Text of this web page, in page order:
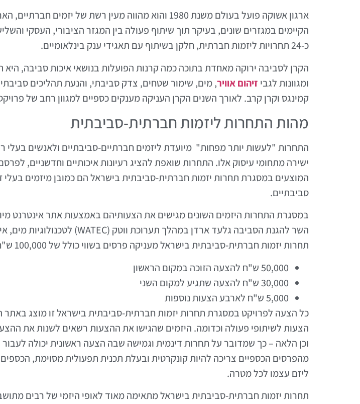
ארגון אשוקה פועל בעולם משנת 1980 והוא מהווה מעין רשת
הקיימים במגזרים שונים, בעיקר תוך שיתוף פעולה בין המגזר הציבורי, העסקי
כ-24 תחרויות ליזמות חברתית, חלקן בשיתוף עם תאגידי ענק בינלאומיים.
הקרן לסביבה ירוקה מאחדת בתוכה כמה קרנות הפועלות בנושאי איכות סביבה, היא
ומגוונות לגבי זיהום אוויר, מים, שימור שטחים, צדק סביבתי, והנעת תהליכים
קמינגס וקרן קרב. לאורך השנים הקרן העניקה מענקים כספיים למגוון רחב של
מהות התחרות ליזמות חברתית-סביבתית
התחרות "לעשות יותר מפחות" מיועדת ליזמים חברתיים-סביבתיים ולאנשים בעלי
ישירה מתחומי עיסוק אלו. התחרות שואפת להציג רעיונות איכותיים וחדשניים,
המוצעים במסגרת תחרות יזמות חברתית-סביבתית בישראל הם כמובן מיזמים
סביבתיים.
במסגרת התחרות היזמים השונים מגישים את הצעותיהם באמצעות אתר אינטרנט
תחרות יזמות חברתית-סביבתית בישראל מעניקה פרסים בשווי כולל של 100,000 ש"ח למיזמים המנצחים, כאשר חלוקת כספי הזכייה הם כדלקמן:
50,000 ש"ח להצעה הזוכה במקום הראשון
30,000 ש"ח להצעה שתגיע למקום השני
5,000 ש"ח לארבע הצעות נוספות
כל הצעה לפרויקט במסגרת תחרות יזמות חברתית-סביבתית בישראל זו מוצג באתר
הצעות לשיתופי פעולה וכדומה. היזמים שהגישו את ההצעות רשאים לשנות את
וכן הלאה – כך שמדובר על תחרות דינמית וגמישה שבה הצעה ראשונית יכולה
מהפרסים הכספיים צריכה להיות קונקרטית ובעלת תכנית תפעולית מסוימת,
ליזם עצמו לכל מטרה.
תחרות יזמות חברתית-סביבתית בישראל מתאימה מאוד לאופי היזמי של רבים